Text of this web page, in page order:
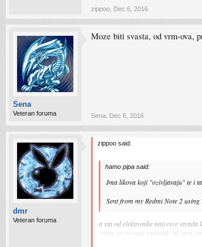
zippoo Dec 6, 2016
Sena
Veteran foruma
Moze biti svasta, od vrm-ova,
Sena Dec 6, 2016
dmr
Veteran foruma
zippoo said:
hamo pipa said:
Ima likova koji "ozivljavaju" te i
Sent from my Redmi Note 2 using
a sta od elektronike najcesce
znam za pecenje radeonki ali ima i